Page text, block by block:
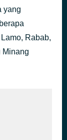
yang
Rabab,
Minang